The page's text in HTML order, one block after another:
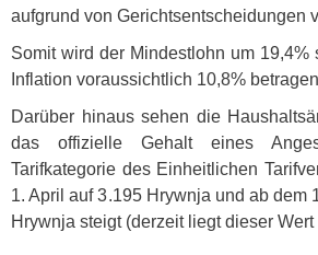
aufgrund von Gerichtsentscheidungen
Somit wird der Mindestlohn um 19,4%
Inflation voraussichtlich 10,8%
Darüber hinaus sehen die
das offizielle Gehalt eines
Tarifkategorie des Einheitlichen
1. April auf 3.195 Hrywnja und ab dem
Hrywnja steigt (derzeit liegt dieser